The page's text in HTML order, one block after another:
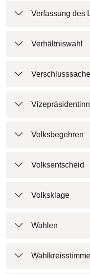
Verfassung des
Verhältniswahl
Verschlusssache
Volksbegehren
Volksentscheid
Volksklage
Wahlen
Wahlkreisstimme